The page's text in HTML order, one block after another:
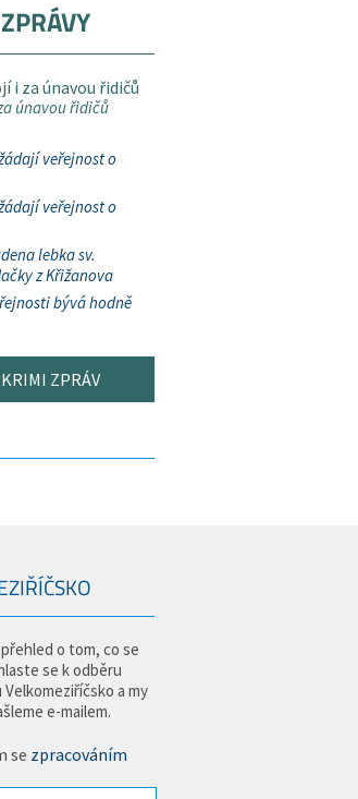
únavou řidičů
veřejnost o
veřejnost o
lebka sv.
z Křižanova
bývá hodně
ZPRÁV
o tom, co se
se k odběru
a my
e-mailem.
se zpracováním